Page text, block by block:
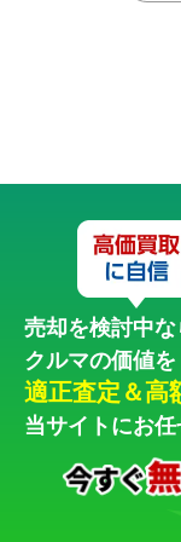
売却を検討中な
クルマの価値を
適正査定＆高
当サイトにお